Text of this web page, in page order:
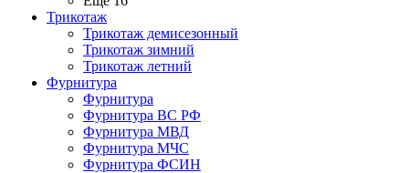
Трикотаж
Трикотаж демисезонный
Трикотаж зимний
Трикотаж летний
Фурнитура
Фурнитура
Фурнитура ВС РФ
Фурнитура МВД
Фурнитура МЧС
Фурнитура ФСИН